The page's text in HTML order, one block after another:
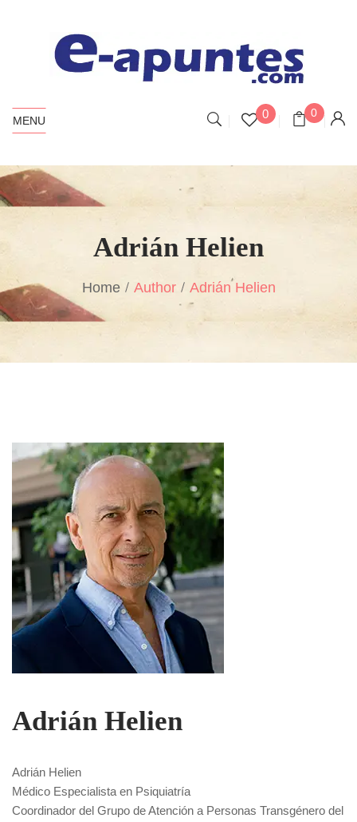
MENU 0 0
Adrián Helien
Home Author Adrián Helien
Adrián Helien
Adrián Helien
Médico Especialista en Psiquiatría
Coordinador del Grupo de Atención a Personas Transgénero del